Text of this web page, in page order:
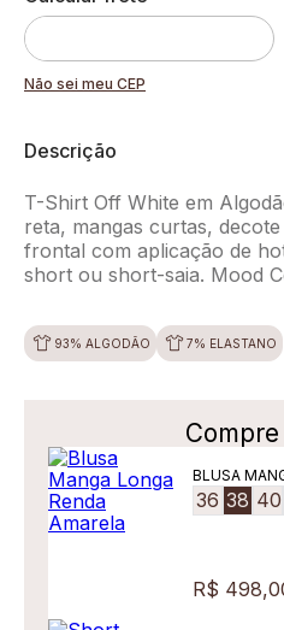
Não sei meu CEP
Descrição
T-Shirt Off White em
reta, mangas curtas,
frontal com aplicação de
short ou short-saia. Mood
93% ALGODÃO 7% ELASTANO
BLUSA
ARELA
36 38 40
R$